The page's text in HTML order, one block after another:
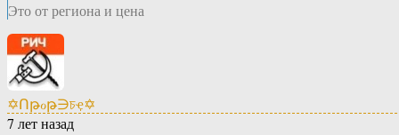
Это от региона и цена
✡Ոթℴթ∋চҿ✡
7 лет назад